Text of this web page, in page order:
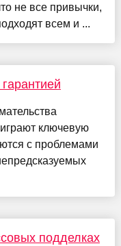
не все привычки,
всем и ...
ключевую
с проблемами
подделках